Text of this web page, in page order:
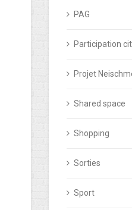
PAG
Participation
Projet
Shared space
Shopping
Sorties
Sport